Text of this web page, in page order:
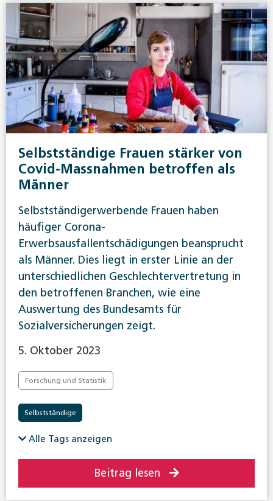
Selbstständige Frauen stärker von
Covid-Massnahmen betroffen als
Männer
Selbstständigerwerbende Frauen haben
häufiger Corona-
Erwerbsausfallentschädigungen beansprucht
als Männer. Dies liegt in erster Linie an der
unterschiedlichen Geschlechtervertretung in
den betroffenen Branchen, wie eine
Auswertung des Bundesamts für
Sozialversicherungen zeigt.
5. Oktober 2023
Forschung und Statistik
Selbstständige
Alle Tags anzeigen
Beitrag lesen